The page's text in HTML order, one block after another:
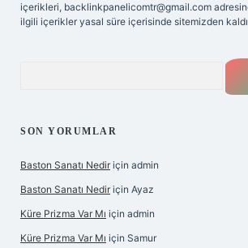
içerikleri, backlinkpanelicomtr@gmail.com
ilgili içerikler yasal süre içerisinde sitemizden
SON YORUMLAR
Baston Sanatı Nedir için admin
Baston Sanatı Nedir için Ayaz
Küre Prizma Var Mı için admin
Küre Prizma Var Mı için Samur